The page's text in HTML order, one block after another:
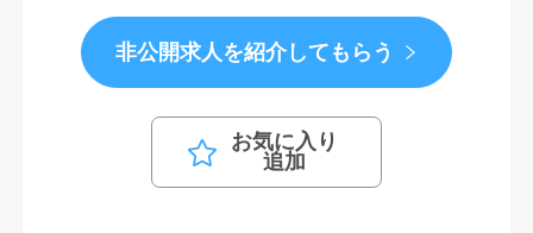
非公開求人を紹介してもらう
お気に入り
追加